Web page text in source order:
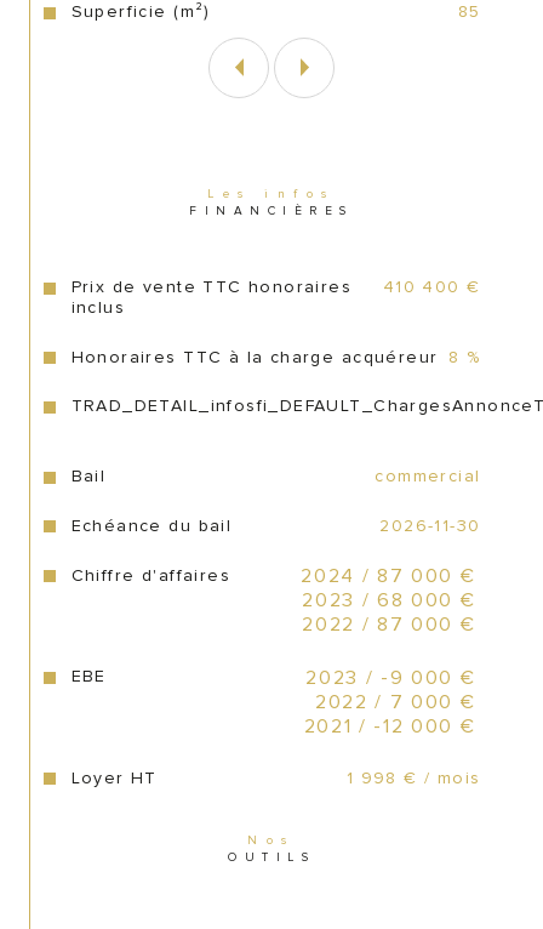
Superficie (m²) 85
Prix murs et fonds 410 400€, honoraires
du Cabinet inclus
Prix net vendeur de 380 000€
Les infos
FINANCIÈRES
Prix de vente TTC honoraires
inclus
410 400 €
Honoraires TTC à la charge acquéreur 8 %
Bail commercial
Echéance du bail 2026-11-30
Chiffre d'affaires
2024 / 87 000 €
2023 / 68 000 €
2022 / 87 000 €
EBE
2023 / -9 000 €
2022 / 7 000 €
2021 / -12 000 €
Loyer HT 1 998 € / mois
Nos
OUTILS